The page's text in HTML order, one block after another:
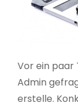
Vor ein
Admin
erstelle.